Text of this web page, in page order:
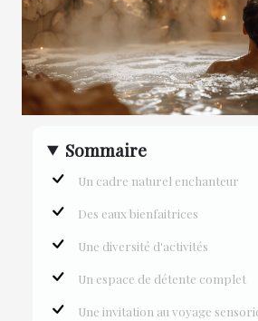
Sommaire
Un cadre naturel enchanteur
Des eaux bienfaitrices
Une diversité d'activités
Un espace de détente complet
Une invitation au voyage